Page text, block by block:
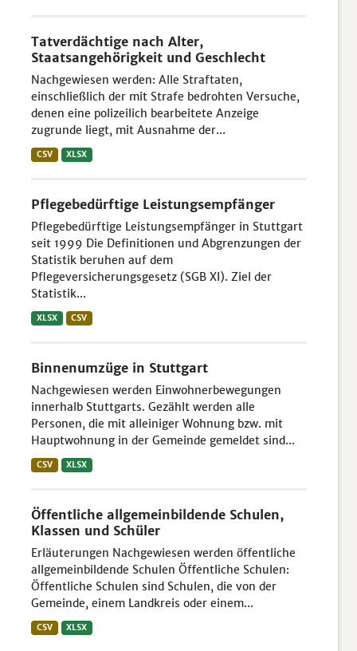
Tatverdächtige nach Alter,
Staatsangehörigkeit und Geschlecht
Nachgewiesen werden: Alle Straftaten,
einschließlich der mit Strafe bedrohten Versuche,
denen eine polizeilich bearbeitete Anzeige
zugrunde liegt, mit Ausnahme der...
CSV XLSX
Pflegebedürftige Leistungsempfänger
Pflegebedürftige Leistungsempfänger in Stuttgart
seit 1999 Die Definitionen und Abgrenzungen der
Statistik beruhen auf dem
Pflegeversicherungsgesetz (SGB XI). Ziel der
Statistik...
XLSX CSV
Binnenumzüge in Stuttgart
Nachgewiesen werden Einwohnerbewegungen
innerhalb Stuttgarts. Gezählt werden alle
Personen, die mit alleiniger Wohnung bzw. mit
Hauptwohnung in der Gemeinde gemeldet sind...
CSV XLSX
Öffentliche allgemeinbildende Schulen,
Klassen und Schüler
Erläuterungen Nachgewiesen werden öffentliche
allgemeinbildende Schulen Öffentliche Schulen:
Öffentliche Schulen sind Schulen, die von der
Gemeinde, einem Landkreis oder einem...
CSV XLSX